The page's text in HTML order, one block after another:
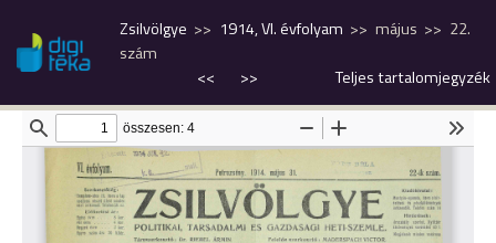
Zsilvölgye 1914, VI. évfolyam május
22.
szám
<<
>> Teljes tartalomjegyzék